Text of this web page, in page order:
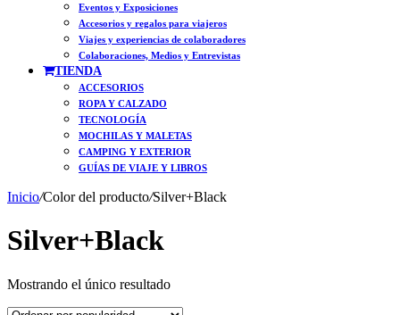
Eventos y Exposiciones
Accesorios y regalos para viajeros
Viajes y experiencias de colaboradores
Colaboraciones, Medios y Entrevistas
TIENDA
ACCESORIOS
ROPA Y CALZADO
TECNOLOGÍA
MOCHILAS Y MALETAS
CAMPING Y EXTERIOR
GUÍAS DE VIAJE Y LIBROS
Inicio/Color del producto/Silver+Black
Silver+Black
Mostrando el único resultado